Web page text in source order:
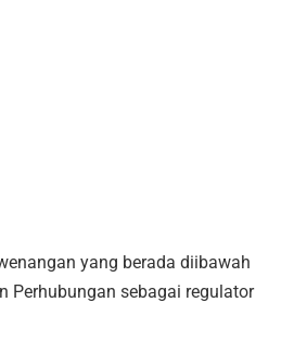
yang berada diibawah
Perhubungan sebagai regulator